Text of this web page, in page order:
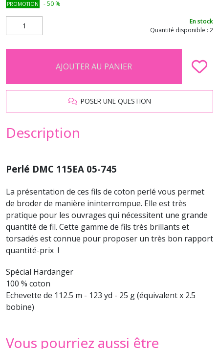
PROMOTION -50 %
En stock
Quantité disponible : 2
AJOUTER AU PANIER
POSER UNE QUESTION
Description
Perlé DMC 115EA 05-745
La présentation de ces fils de coton perlé vous permet
de broder de manière ininterrompue. Elle est très
pratique pour les ouvrages qui nécessitent une grande
quantité de fil. Cette gamme de fils très brillants et
torsadés est connue pour proposer un très bon rapport
quantité-prix !
Spécial Hardanger
100 % coton
Echevette de 112.5 m - 123 yd - 25 g (équivalent x 2.5
bobine)
Vous pourriez aussi être